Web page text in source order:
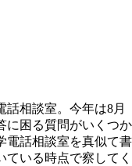
相談室。今年は8月
に困る質問がいくつか
電話相談室を真似て書
いる時点で察してく